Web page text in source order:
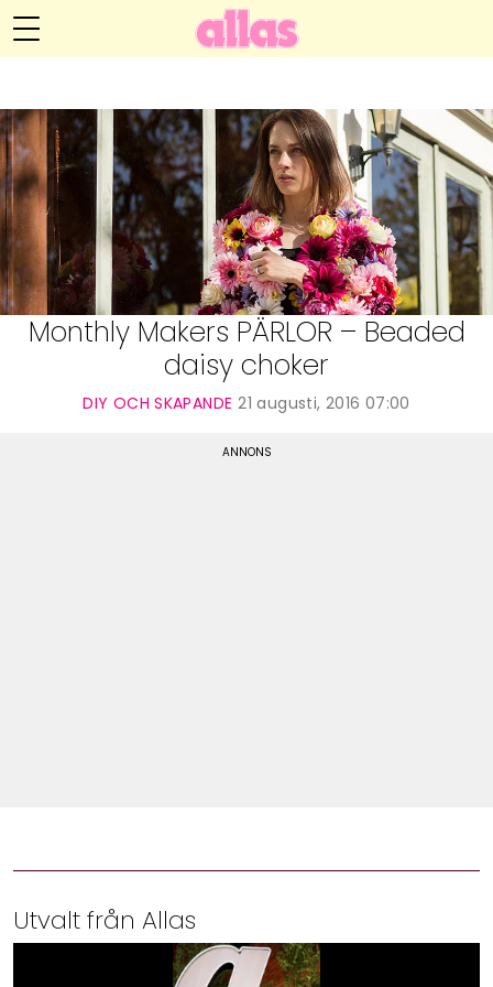
Hälsa
Relationer
Handarbete
Anna María Larssons blogg
Hem
Om Anna María
Kategorier
Arkiv
Kontakt
Monthly Makers PÄRLOR – Beaded
daisy choker
DIY OCH SKAPANDE 21 augusti, 2016 07:00
Utvalt från Allas